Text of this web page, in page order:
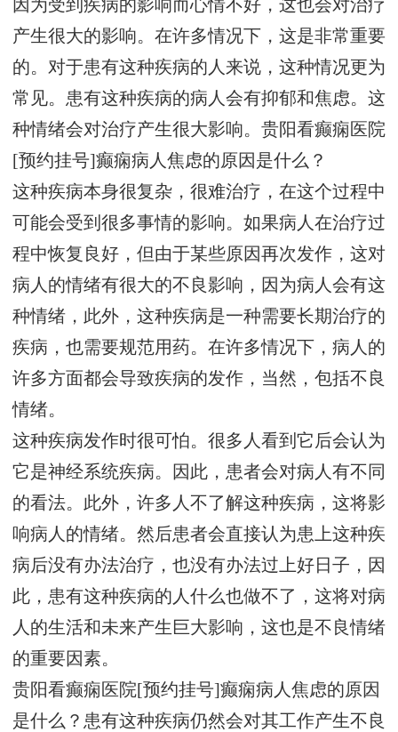
因为受到疾病的影响而心情不好，这也会对治疗
产生很大的影响。在许多情况下，这是非常重要
的。对于患有这种疾病的人来说，这种情况更为
常见。患有这种疾病的病人会有抑郁和焦虑。这
种情绪会对治疗产生很大影响。贵阳看癫痫医院
[预约挂号]癫痫病人焦虑的原因是什么？
这种疾病本身很复杂，很难治疗，在这个过程中
可能会受到很多事情的影响。如果病人在治疗过
程中恢复良好，但由于某些原因再次发作，这对
病人的情绪有很大的不良影响，因为病人会有这
种情绪，此外，这种疾病是一种需要长期治疗的
疾病，也需要规范用药。在许多情况下，病人的
许多方面都会导致疾病的发作，当然，包括不良
情绪。
这种疾病发作时很可怕。很多人看到它后会认为
它是神经系统疾病。因此，患者会对病人有不同
的看法。此外，许多人不了解这种疾病，这将影
响病人的情绪。然后患者会直接认为患上这种疾
病后没有办法治疗，也没有办法过上好日子，因
此，患有这种疾病的人什么也做不了，这将对病
人的生活和未来产生巨大影响，这也是不良情绪
的重要因素。
贵阳看癫痫医院[预约挂号]癫痫病人焦虑的原因
是什么？患有这种疾病仍然会对其工作产生不良